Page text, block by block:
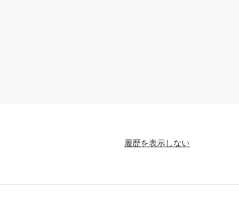
履歴を表示しない